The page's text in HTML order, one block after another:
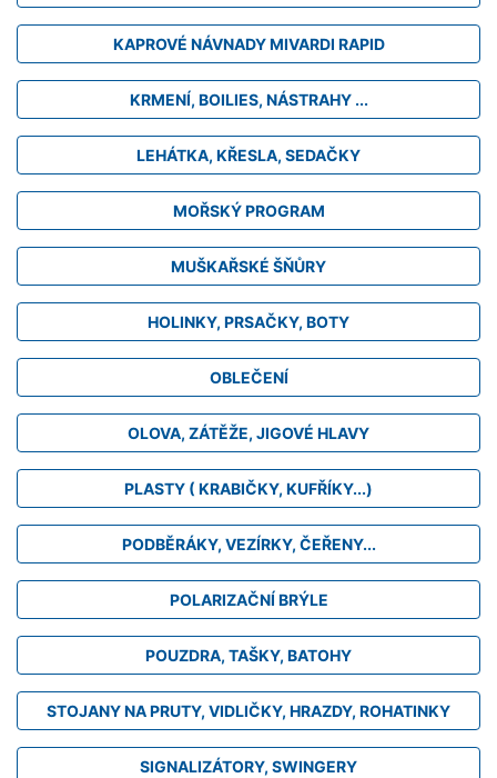
KAPROVÉ NÁVNADY MIVARDI RAPID
KRMENÍ, BOILIES, NÁSTRAHY ...
LEHÁTKA, KŘESLA, SEDAČKY
MOŘSKÝ PROGRAM
MUŠKAŘSKÉ ŠŇŮRY
HOLINKY, PRSAČKY, BOTY
OBLEČENÍ
OLOVA, ZÁTĚŽE, JIGOVÉ HLAVY
PLASTY ( KRABIČKY, KUFŘÍKY...)
PODBĚRÁKY, VEZÍRKY, ČEŘENY...
POLARIZAČNÍ BRÝLE
POUZDRA, TAŠKY, BATOHY
STOJANY NA PRUTY, VIDLIČKY, HRAZDY, ROHATINKY
SIGNALIZÁTORY, SWINGERY